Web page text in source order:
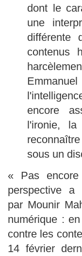
dont le
une
différente
contenus
encore
l'ironie,
sous un
« Pas
perspective a
par Mounir
numérique : en
contre les
14 février